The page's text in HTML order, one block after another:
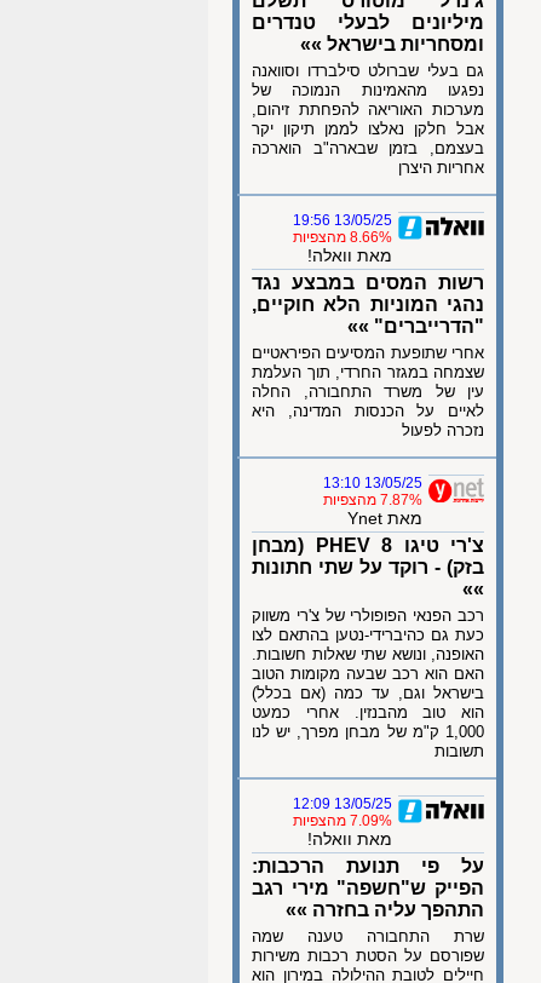
מיליונים לבעלי טנדרים
ומסחריות בישראל »»
גם בעלי שברולט סילברדו וסוואנה
נפגעו מהאמינות הנמוכה של
מערכות האוריאה להפחתת זיהום,
אבל חלקן נאלצו לממן תיקון יקר
בעצמם, בזמן שבארה"ב הוארכה
אחריות היצרן
13/05/25 19:56
8.66% מהצפיות
מאת וואלה!
רשות המסים במבצע נגד
נהגי המוניות הלא חוקיים,
"הדרייברים" »»
אחרי שתופעת המסיעים הפיראטיים
שצמחה במגזר החרדי, תוך העלמת
עין של משרד התחבורה, החלה
לאיים על הכנסות המדינה, היא
נזכרה לפעול
13/05/25 13:10
7.87% מהצפיות
מאת Ynet
צ'רי טיגו 8 PHEV (מבחן
בזק) - רוקד על שתי חתונות
»»
רכב הפנאי הפופולרי של צ'רי משווק
כעת גם כהיברידי-נטען בהתאם לצו
האופנה, ונושא שתי שאלות חשובות.
האם הוא רכב שבעה מקומות הטוב
בישראל וגם, עד כמה (אם בכלל)
הוא טוב מהבנזין. אחרי כמעט
1,000 ק"מ של מבחן מפרך, יש לנו
תשובות
13/05/25 12:09
7.09% מהצפיות
מאת וואלה!
על פי תנועת הרכבות:
הפייק ש"חשפה" מירי רגב
התהפך עליה בחזרה »»
שרת התחבורה טענה שמה
שפורסם על הסטת רכבות משירות
חיילים לטובת ההילולה במירון הוא